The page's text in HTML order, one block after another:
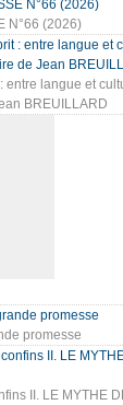
N°66 (2026)
entre langue et
BREUILLARD
promesse
II. LE MYTHE